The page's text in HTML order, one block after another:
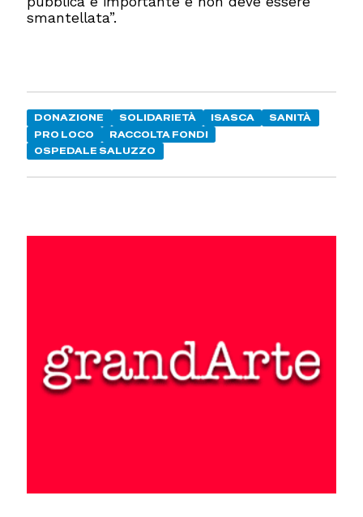
smantellata”.
DONAZIONE SOLIDARIETÀ ISASCA
SANITÀ
PRO LOCO
RACCOLTA FONDI
OSPEDALE SALUZZO